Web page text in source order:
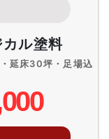
ル塗料
延床30坪・足場込